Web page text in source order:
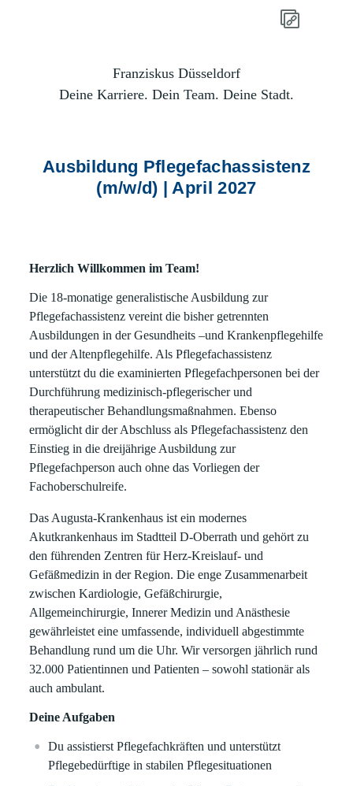
Franziskus Düsseldorf
Deine Karriere. Dein Team. Deine Stadt.
Ausbildung Pflegefachassistenz
(m/w/d) | April 2027
Herzlich Willkommen im Team!
Die 18-monatige generalistische Ausbildung zur
Pflegefachassistenz vereint die bisher getrennten
Ausbildungen in der Gesundheits –und Krankenpflegehilfe
und der Altenpflegehilfe. Als Pflegefachassistenz
unterstützt du die examinierten Pflegefachpersonen bei der
Durchführung medizinisch-pflegerischer und
therapeutischer Behandlungsmaßnahmen. Ebenso
ermöglicht dir der Abschluss als Pflegefachassistenz den
Einstieg in die dreijährige Ausbildung zur
Pflegefachperson auch ohne das Vorliegen der
Fachoberschulreife.
Das Augusta-Krankenhaus ist ein modernes
Akutkrankenhaus im Stadtteil D-Oberrath und gehört zu
den führenden Zentren für Herz-Kreislauf- und
Gefäßmedizin in der Region. Die enge Zusammenarbeit
zwischen Kardiologie, Gefäßchirurgie,
Allgemeinchirurgie, Innerer Medizin und Anästhesie
gewährleistet eine umfassende, individuell abgestimmte
Behandlung rund um die Uhr. Wir versorgen jährlich rund
32.000 Patientinnen und Patienten – sowohl stationär als
auch ambulant.
Deine Aufgaben
Du assistierst Pflegefachkräften und unterstützt
Pflegebedürftige in stabilen Pflegesituationen